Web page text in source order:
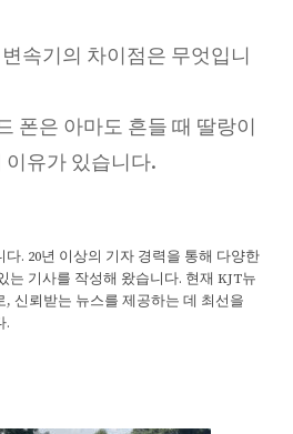
속기의 차이점은 무엇입니
폰은 아마도 흔들 때 딸랑이
이유가 있습니다.
다. 20년 이상의 기자 경력을 통해 다양한
는 기사를 작성해 왔습니다. 현재 KJT뉴
, 신뢰받는 뉴스를 제공하는 데 최선을
.